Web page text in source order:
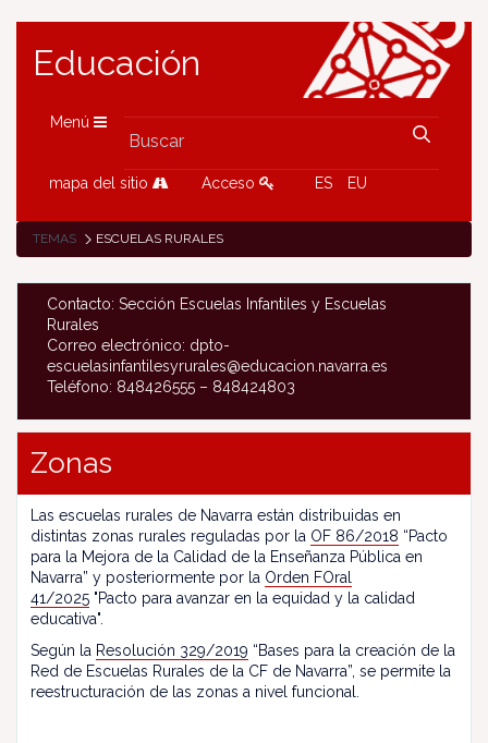
Educación
Menú
mapa del sitio Acceso ES EU
TEMAS ESCUELAS RURALES
Contacto: Sección Escuelas Infantiles y Escuelas
Rurales
Correo electrónico: dpto-
escuelasinfantilesyrurales@educacion.navarra.es
Teléfono: 848426555 – 848424803
Zonas
Las escuelas rurales de Navarra están distribuidas en
distintas zonas rurales reguladas por la OF 86/2018 “Pacto
para la Mejora de la Calidad de la Enseñanza Pública en
Navarra” y posteriormente por la Orden FOral
41/2025 "Pacto para avanzar en la equidad y la calidad
educativa".
Según la Resolución 329/2019 “Bases para la creación de la
Red de Escuelas Rurales de la CF de Navarra”, se permite la
reestructuración de las zonas a nivel funcional.